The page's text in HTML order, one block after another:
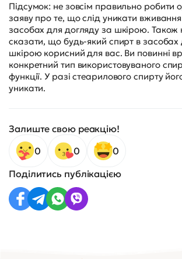
Підсумок: не зовсім правильно робити
заяву про те, що слід уникати
засобах для догляду за шкірою.
сказати, що будь-який спирт в засобах
шкірою корисний для вас. Ви повинні
конкретний тип використовуваного
функції. У разі стеарилового спирту
уникати.
Залиште свою реакцію!
0
0
0
Поділитись публікацією